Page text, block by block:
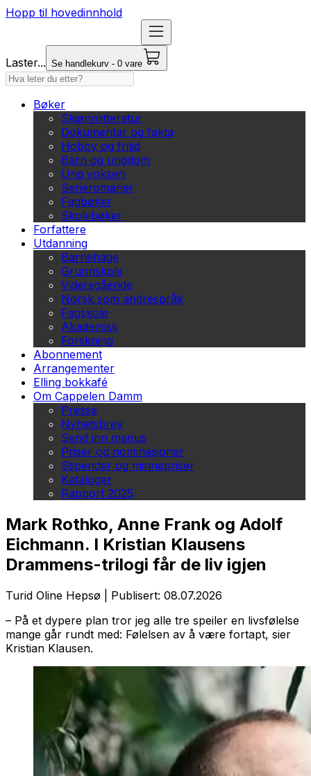
Hopp til hovedinnhold
Laster... Se handlekurv - 0 vare
Bøker
Skjønnlitteratur
Dokumentar og fakta
Hobby og fritid
Barn og ungdom
Ung voksen
Serieromaner
Fagbøker
Skolebøker
Forfattere
Utdanning
Barnehage
Grunnskole
Videregående
Norsk som andrespråk
Fagskole
Akademisk
Forskning
Abonnement
Arrangementer
Elling bokkafé
Om Cappelen Damm
Presse
Nyhetsbrev
Send inn manus
Priser og nominasjoner
Stipender og minnepriser
Kataloger
Rapport 2025
Mark Rothko, Anne Frank og Adolf
Eichmann. I Kristian Klausens
Drammens-trilogi får de liv igjen
Turid Oline Hepsø
Publisert: 08.07.2026
– På et dypere plan tror jeg alle tre speiler en livsfølelse
mange går rundt med: Følelsen av å være fortapt, sier
Kristian Klausen.